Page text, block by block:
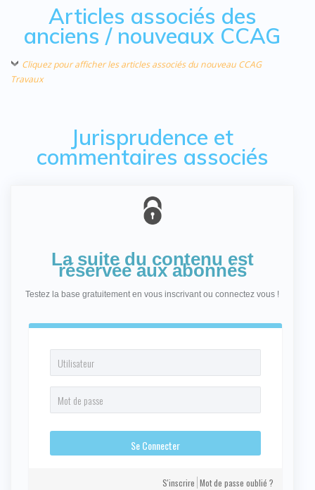
Articles associés des
anciens / nouveaux CCAG
Cliquez pour afficher les articles associés du nouveau CCAG
Travaux
Jurisprudence et
commentaires associés
La suite du contenu est
réservée aux abonnés
Testez la base gratuitement en vous inscrivant ou connectez vous !
S'inscrire Mot de passe oublié ?